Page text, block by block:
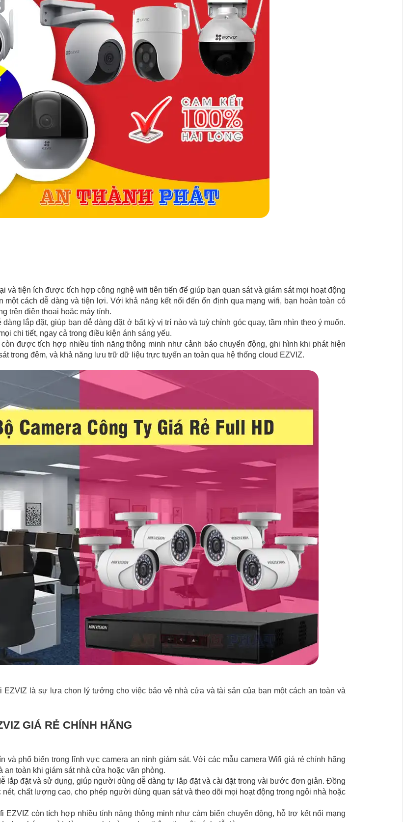
và tiện ích được tích hợp công nghệ wifi tiên tiến để giúp bạn quan sát và giám sát mọi hoạt động
cách dễ dàng và tiện lợi. Với khả năng kết nối đến ổn định qua mạng wifi, bạn hoàn toàn có
trên điện thoại hoặc máy tính.
lắp đặt, giúp bạn dễ dàng đặt ở bất kỳ vị trí nào và tuỳ chỉnh góc quay, tầm nhìn theo ý muốn.
chi tiết, ngay cả trong điều kiện ánh sáng yếu.
được tích hợp nhiều tính năng thông minh như cảnh báo chuyển động, ghi hình khi phát hiện
trong đêm, và khả năng lưu trữ dữ liệu trực tuyến an toàn qua hệ thống cloud EZVIZ.
là sự lựa chọn lý tưởng cho việc bảo vệ nhà cửa và tài sản của bạn một cách an toàn và
GIÁ RẺ CHÍNH HÃNG
và phổ biến trong lĩnh vực camera an ninh giám sát. Với các mẫu camera Wifi giá rẻ chính hãng
toàn khi giám sát nhà cửa hoặc văn phòng.
lắp đặt và sử dụng, giúp người dùng dễ dàng tự lắp đặt và cài đặt trong vài bước đơn giản. Đồng
chất lượng cao, cho phép người dùng quan sát và theo dõi mọi hoạt động trong ngôi nhà hoặc
EZVIZ còn tích hợp nhiều tính năng thông minh như cảm biến chuyển động, hỗ trợ kết nối mạng